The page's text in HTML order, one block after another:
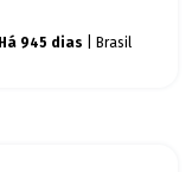
Há 945 dias | Brasil